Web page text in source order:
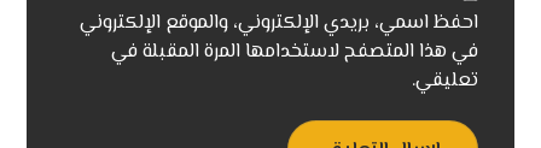
احفظ اسمي، بريدي الإلكتروني، والموقع الإلكتروني
في هذا المتصفح لاستخدامها المرة المقبلة في
تعليقي.